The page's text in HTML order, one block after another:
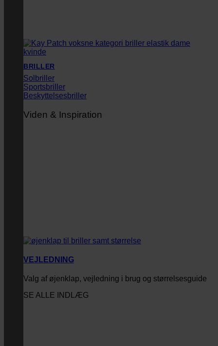
BRILLER
Solbriller
Sportsbriller
Beskyttelsesbriller
Viden & Inspiration
VEJLEDNING
Valg af øjenklap, vejledning i brug og størrelsesguide
SE ALLE INDLÆG